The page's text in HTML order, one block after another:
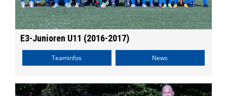
E3-Junioren U11 (2016-2017)
Teaminfos News